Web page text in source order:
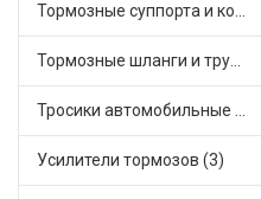
Тормозные суппорта и комплектующие (8)
Тормозные шланги и трубки (7)
Тросики автомобильные (28)
Усилители тормозов (3)